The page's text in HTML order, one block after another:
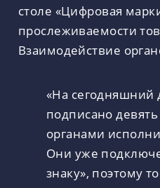
столе «Цифровая
прослеживаемости
Взаимодействие
«На сегодняшний
подписано
органами
Они уже
знаку», поэтому